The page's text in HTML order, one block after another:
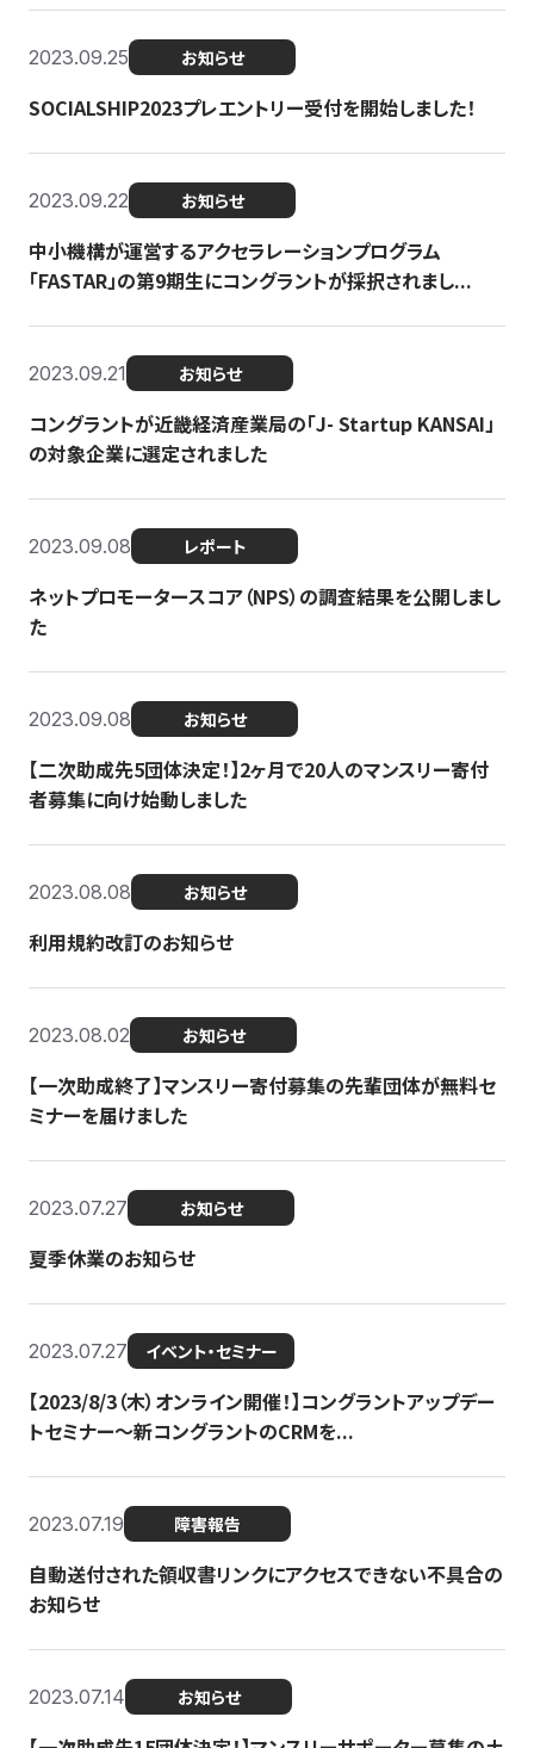
2023.09.25 お知らせ
SOCIALSHIP2023プレエントリー受付を開始しました！
2023.09.22 お知らせ
中小機構が運営するアクセラレーションプログラム
「FASTAR」の第9期生にコングラントが採択されまし...
2023.09.21 お知らせ
コングラントが近畿経済産業局の「J- Startup KANSAI」
の対象企業に選定されました
2023.09.08 レポート
ネットプロモータースコア（NPS）の調査結果を公開しまし
た
2023.09.08 お知らせ
【二次助成先5団体決定！】2ヶ月で20人のマンスリー寄付
者募集に向け始動しました
2023.08.08 お知らせ
利用規約改訂のお知らせ
2023.08.02 お知らせ
【一次助成終了】マンスリー寄付募集の先輩団体が無料セ
ミナーを届けました
2023.07.27 お知らせ
夏季休業のお知らせ
2023.07.27 イベント・セミナー
【2023/8/3（木）オンライン開催！】コングラントアップデー
トセミナー〜新コングラントのCRMを...
2023.07.19 障害報告
自動送付された領収書リンクにアクセスできない不具合の
お知らせ
2023.07.14 お知らせ